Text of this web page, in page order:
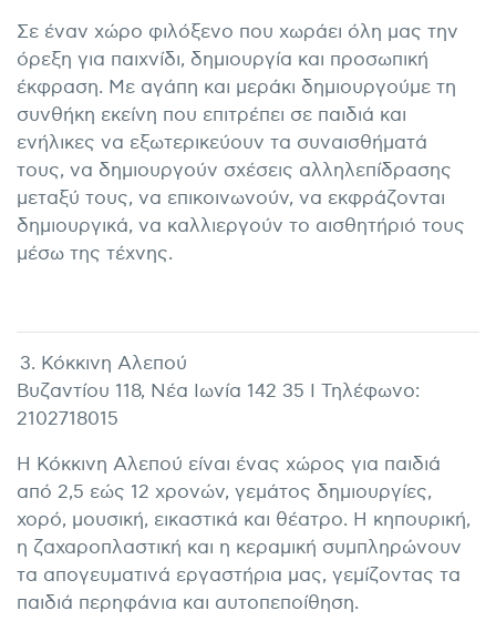
Σε έναν χώρο φιλόξενο που χωράει όλη μας την
όρεξη για παιχνίδι, δημιουργία και προσωπική
έκφραση. Με αγάπη και μεράκι δημιουργούμε τη
συνθήκη εκείνη που επιτρέπει σε παιδιά και
ενήλικες να εξωτερικεύουν τα συναισθήματά
τους, να δημιουργούν σχέσεις αλληλεπίδρασης
μεταξύ τους, να επικοινωνούν, να εκφράζονται
δημιουργικά, να καλλιεργούν το αισθητήριό τους
μέσω της τέχνης.
3. Κόκκινη Αλεπού
Βυζαντίου 118, Νέα Ιωνία 142 35 I Τηλέφωνο:
2102718015
Η Κόκκινη Αλεπού είναι ένας χώρος για παιδιά
από 2,5 εώς 12 χρονών, γεμάτος δημιουργίες,
χορό, μουσική, εικαστικά και θέατρο. Η κηπουρική,
η ζαχαροπλαστική και η κεραμική συμπληρώνουν
τα απογευματινά εργαστήρια μας, γεμίζοντας τα
παιδιά περηφάνια και αυτοπεποίθηση.